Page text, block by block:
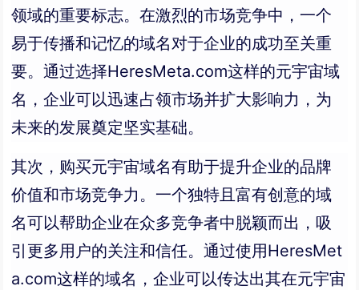
领域的重要标志。在激烈的市场竞争中，一个
易于传播和记忆的域名对于企业的成功至关重
要。通过选择HeresMeta.com这样的元宇宙域
名，企业可以迅速占领市场并扩大影响力，为
未来的发展奠定坚实基础。
其次，购买元宇宙域名有助于提升企业的品牌
价值和市场竞争力。一个独特且富有创意的域
名可以帮助企业在众多竞争者中脱颖而出，吸
引更多用户的关注和信任。通过使用HeresMet
a.com这样的域名，企业可以传达出其在元宇宙